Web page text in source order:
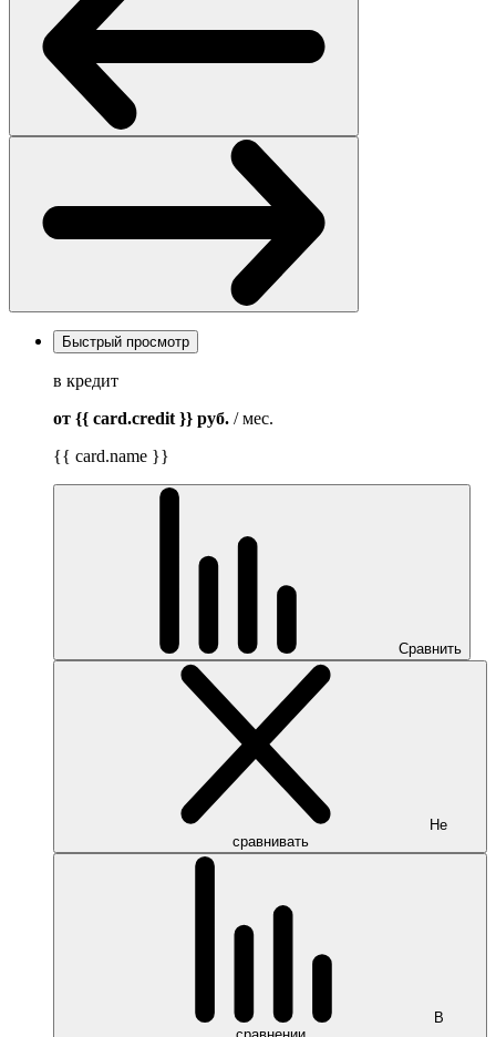
Быстрый просмотр
в кредит
от {{ card.credit }} руб. / мес.
{{ card.name }}
Сравнить
Не
сравнивать
В